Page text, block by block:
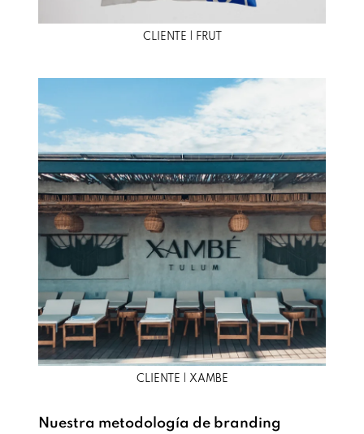
CLIENTE | FRUT
CLIENTE | XAMBE
Nuestra metodología de branding